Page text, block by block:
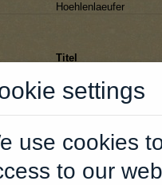
Hoehlenlaeufer
Titel
die Waldelfe
settings
use cookies
to our